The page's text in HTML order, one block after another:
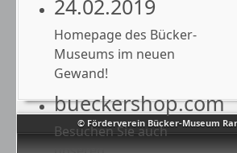
© Förderverein Bücker-Museum
24.02.2019
Homepage des Bücker-
Museums im neuen
Gewand!
bueckershop.com
Besuchen Sie auch